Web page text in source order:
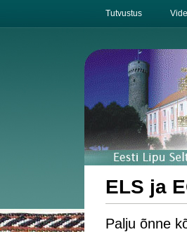
Tutvustus
ELS ja
Palju õnne